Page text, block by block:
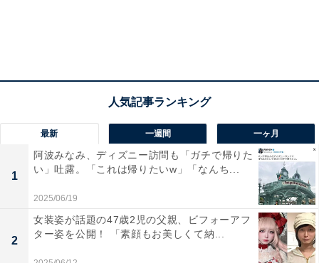
最新 一週間 一ヶ月
1
阿波みなみ、ディズニー訪問も「ガチで帰りた
い」吐露。「これは帰りたいw」「なんち...
2025/06/19
2
女装姿が話題の47歳2児の父親、ビフォーアフ
ター姿を公開！ 「素顔もお美しくて納...